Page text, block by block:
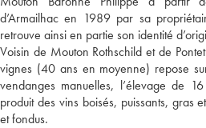
d’Armailhac en 1989 par sa
retrouve ainsi en partie son identité
Voisin de Mouton Rothschild et de
vignes (40 ans en moyenne) repose
vendanges manuelles, l’élevage de
produit des vins boisés, puissants, gras
et fondus.